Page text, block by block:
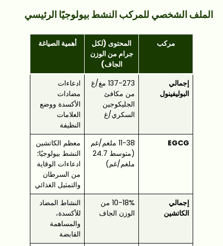
الملف الشخصي للمركب النشط بيولوجيًا الرئيسي
مركب
المحتوى (لكل
جرام من الوزن
الجاف)
أهمية الصياغة
إجمالي
البوليفينول
137-273 مغ/غ
من مكافئ
الجليكوجين
السكري/غ
ادعاءات
مضادات
الأكسدة ووضع
العلامات
النظيفة
EGCG
11-38 ملغم/غم
(متوسط 24.7
ملغم/غم)
معظم الكاتشين
النشط بيولوجيًا؛
ادعاءات الوقاية
من السرطان
والتمثيل الغذائي
إجمالي
الكاتشين
10-18% من
الوزن الجاف
النشاط المضاد
للأكسدة،
والمساهمة
القابضة